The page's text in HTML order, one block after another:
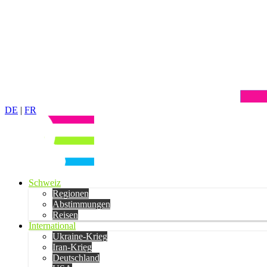
DE | FR
Schweiz
Regionen
Abstimmungen
Reisen
International
Ukraine-Krieg
Iran-Krieg
Deutschland